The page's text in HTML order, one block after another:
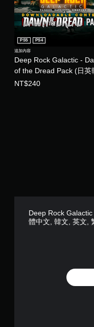
Deep Rock Galactic -
of the Dread Pack (日英
版)
PS5 PS4
追加內容
NT$240
Deep Rock
體中文, 韓文, 英文,